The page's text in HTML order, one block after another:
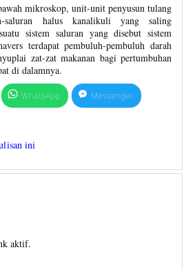
mikroskop, unit-unit penyusun tulang
saluran halus kanalikuli yang saling
sistem saluran yang disebut sistem
terdapat pembuluh-pembuluh darah
zat-zat makanan bagi pertumbuhan
di dalamnya.
WhatsApp Messenger
ini
aktif.